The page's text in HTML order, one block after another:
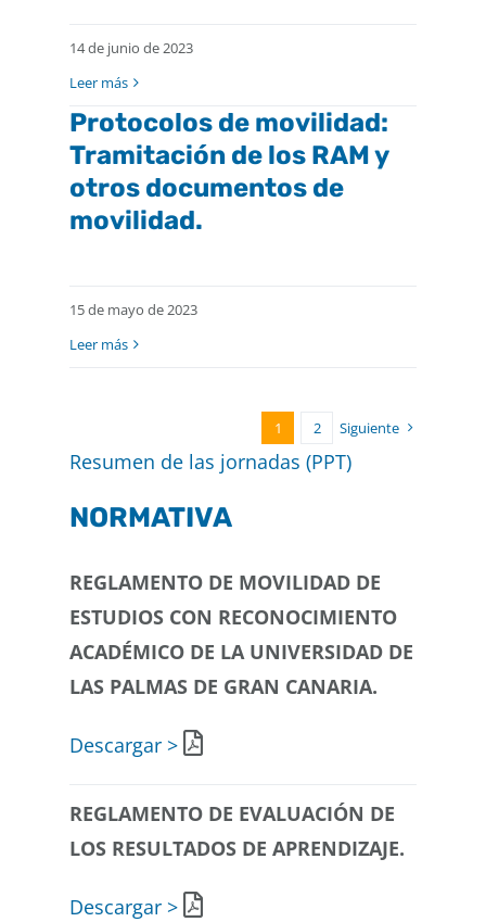
14 de junio de 2023
Leer más
Protocolos de movilidad:
Tramitación de los RAM y
otros documentos de
movilidad.
15 de mayo de 2023
Leer más
1 2 Siguiente
Resumen de las jornadas (PPT)
NORMATIVA
REGLAMENTO DE MOVILIDAD DE
ESTUDIOS CON RECONOCIMIENTO
ACADÉMICO DE LA UNIVERSIDAD DE
LAS PALMAS DE GRAN CANARIA.
Descargar >
REGLAMENTO DE EVALUACIÓN DE
LOS RESULTADOS DE APRENDIZAJE.
Descargar >